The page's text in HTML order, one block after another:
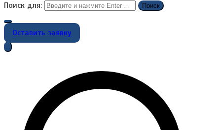
Поиск для:
Оставить заявку